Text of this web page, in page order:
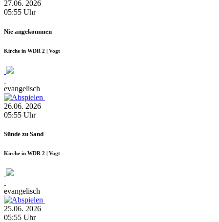
27.06. 2026
05:55 Uhr
Nie angekommen
Kirche in WDR 2 | Vogt
evangelisch
26.06. 2026
05:55 Uhr
Sünde zu Sand
Kirche in WDR 2 | Vogt
evangelisch
25.06. 2026
05:55 Uhr